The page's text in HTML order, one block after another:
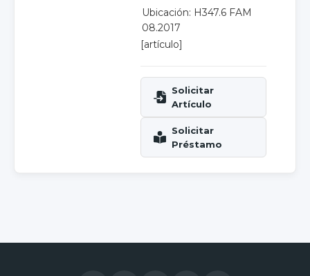
Ubicación: H347.6 FAM
08.2017
[artículo]